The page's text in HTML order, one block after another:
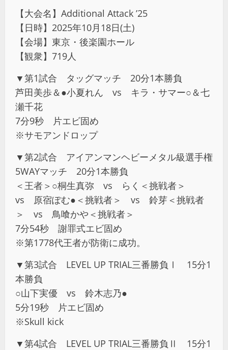
【大会名】Additional Attack ’25
【日時】2025年10月18日(土)
【会場】東京・後楽園ホール
【観衆】719人
▼第1試合 タッグマッチ 20分1本勝負
芦田美歩＆●小夏れん vs キラ・サマー○＆七
瀬千花
7分9秒 片エビ固め
※サモアンドロップ
▼第2試合 アイアンマンヘビーメタル級選手権
5WAYマッチ 20分1本勝負
＜王者＞○桐生真弥 vs らく＜挑戦者＞
vs 原宿ぽむ●＜挑戦者＞ vs 鈴芽＜挑戦者
＞ vs 鳥喰かや＜挑戦者＞
7分54秒 謝罪式エビ固め
※第1778代王者が防衛に成功。
▼第3試合 LEVEL UP TRIAL三番勝負Ⅰ 15分1
本勝負
○山下実優 vs 鈴木志乃●
5分19秒 片エビ固め
※Skull kick
▼第4試合 LEVEL UP TRIAL三番勝負Ⅱ 15分1